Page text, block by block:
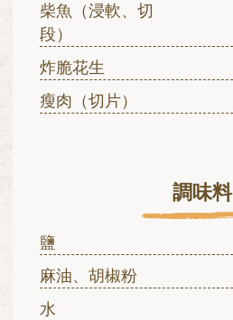
柴魚（浸軟、切
段）
炸脆花生
瘦肉（切片）
調味料
鹽
麻油、胡椒粉
水